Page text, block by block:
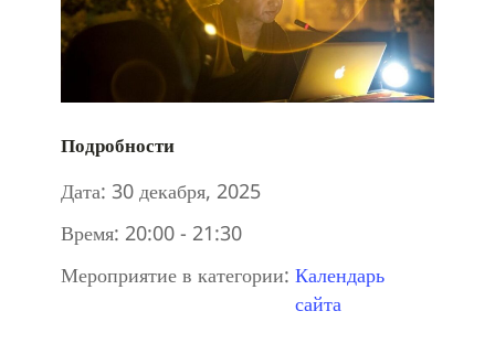
Подробности
Дата: 30 декабря, 2025
Время: 20:00 - 21:30
Мероприятие в категории: Календарь
сайта